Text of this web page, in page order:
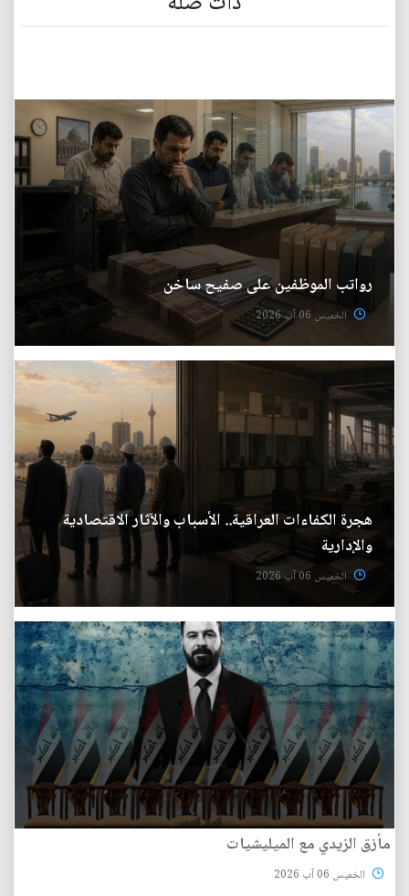
رواتب الموظفين على صفيح ساخن
الخميس 06 آب 2026
هجرة الكفاءات العراقية.. الأسباب والآثار الاقتصادية
والإدارية
الخميس 06 آب 2026
مأزق الزيدي مع الميليشيات
الخميس 06 آب 2026